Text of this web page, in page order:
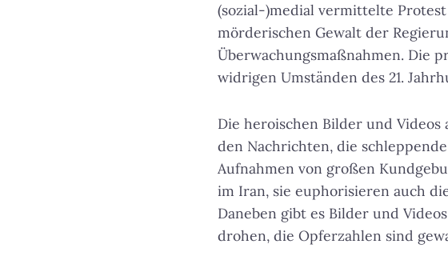
(sozial-)medial vermittelte
mörderischen Gewalt der
Überwachungsmaßnahmen. Die
widrigen Umständen des 21.
Die heroischen Bilder und
den Nachrichten, die
Aufnahmen von großen
im Iran, sie euphorisieren auch
Daneben gibt es Bilder und
drohen, die Opferzahlen sind